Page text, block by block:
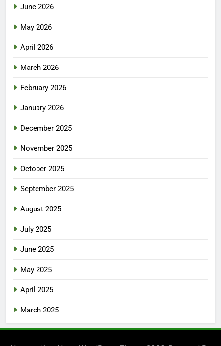
June 2026
May 2026
April 2026
March 2026
February 2026
January 2026
December 2025
November 2025
October 2025
September 2025
August 2025
July 2025
June 2025
May 2025
April 2025
March 2025